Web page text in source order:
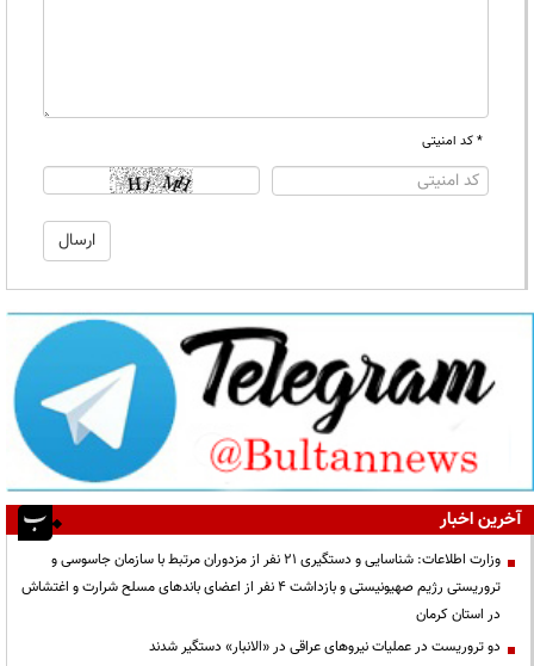
* کد امنیتی
آخرین اخبار
وزارت اطلاعات: شناسایی و دستگیری ۲۱ نفر از مزدوران مرتبط با سازمان جاسوسی و
تروریستی رژیم صهیونیستی و بازداشت ۴ نفر از اعضای باندهای مسلح شرارت و اغتشاش
در استان کرمان
دو تروریست در عملیات نیروهای عراقی در «الانبار» دستگیر شدند